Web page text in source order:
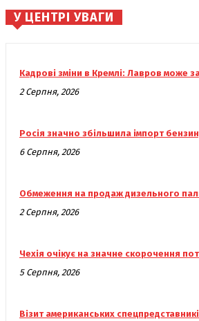
У ЦЕНТРІ УВАГИ
Кадрові зміни в Кремлі: Лавров може
2 Серпня, 2026
Росія значно збільшила імпорт
6 Серпня, 2026
Обмеження на продаж дизельного
2 Серпня, 2026
Чехія очікує на значне скорочення
5 Серпня, 2026
Візит американських